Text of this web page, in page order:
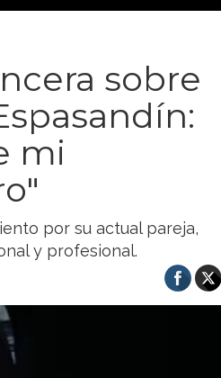
sobre
mi
por su actual pareja,
y profesional.